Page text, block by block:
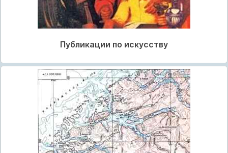
Публикации по искусству